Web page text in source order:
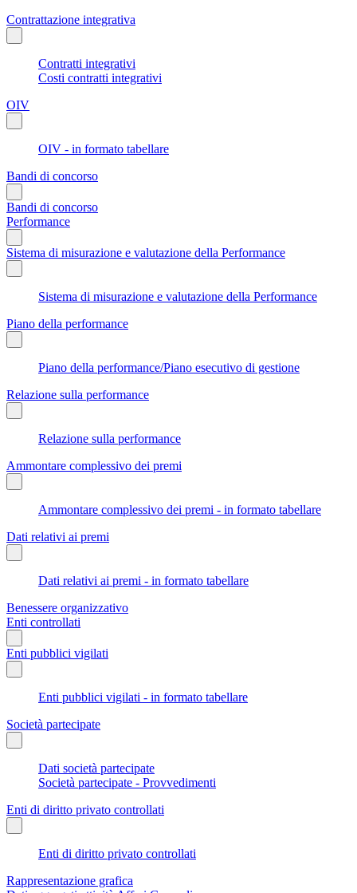
Contrattazione integrativa
Contratti integrativi
Costi contratti integrativi
OIV
OIV - in formato tabellare
Bandi di concorso
Bandi di concorso
Performance
Sistema di misurazione e valutazione della Performance
Sistema di misurazione e valutazione della Performance
Piano della performance
Piano della performance/Piano esecutivo di gestione
Relazione sulla performance
Relazione sulla performance
Ammontare complessivo dei premi
Ammontare complessivo dei premi - in formato tabellare
Dati relativi ai premi
Dati relativi ai premi - in formato tabellare
Benessere organizzativo
Enti controllati
Enti pubblici vigilati
Enti pubblici vigilati - in formato tabellare
Società partecipate
Dati società partecipate
Società partecipate - Provvedimenti
Enti di diritto privato controllati
Enti di diritto privato controllati
Rappresentazione grafica